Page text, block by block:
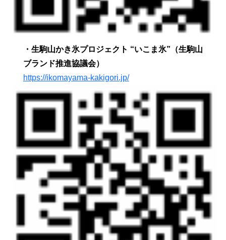
・ 生駒山かき氷プロジェクト “いこま氷” （生駒山
ブランド推進協議会）
https://ikomayama-kakigori.jp/